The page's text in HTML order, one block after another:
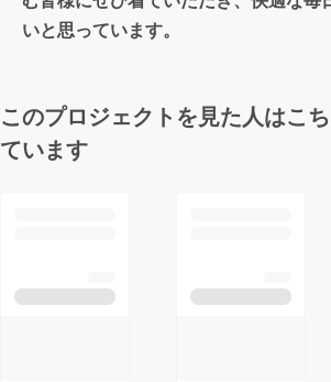
いと思っています。
このプロジェクトを見た人はこ
ています